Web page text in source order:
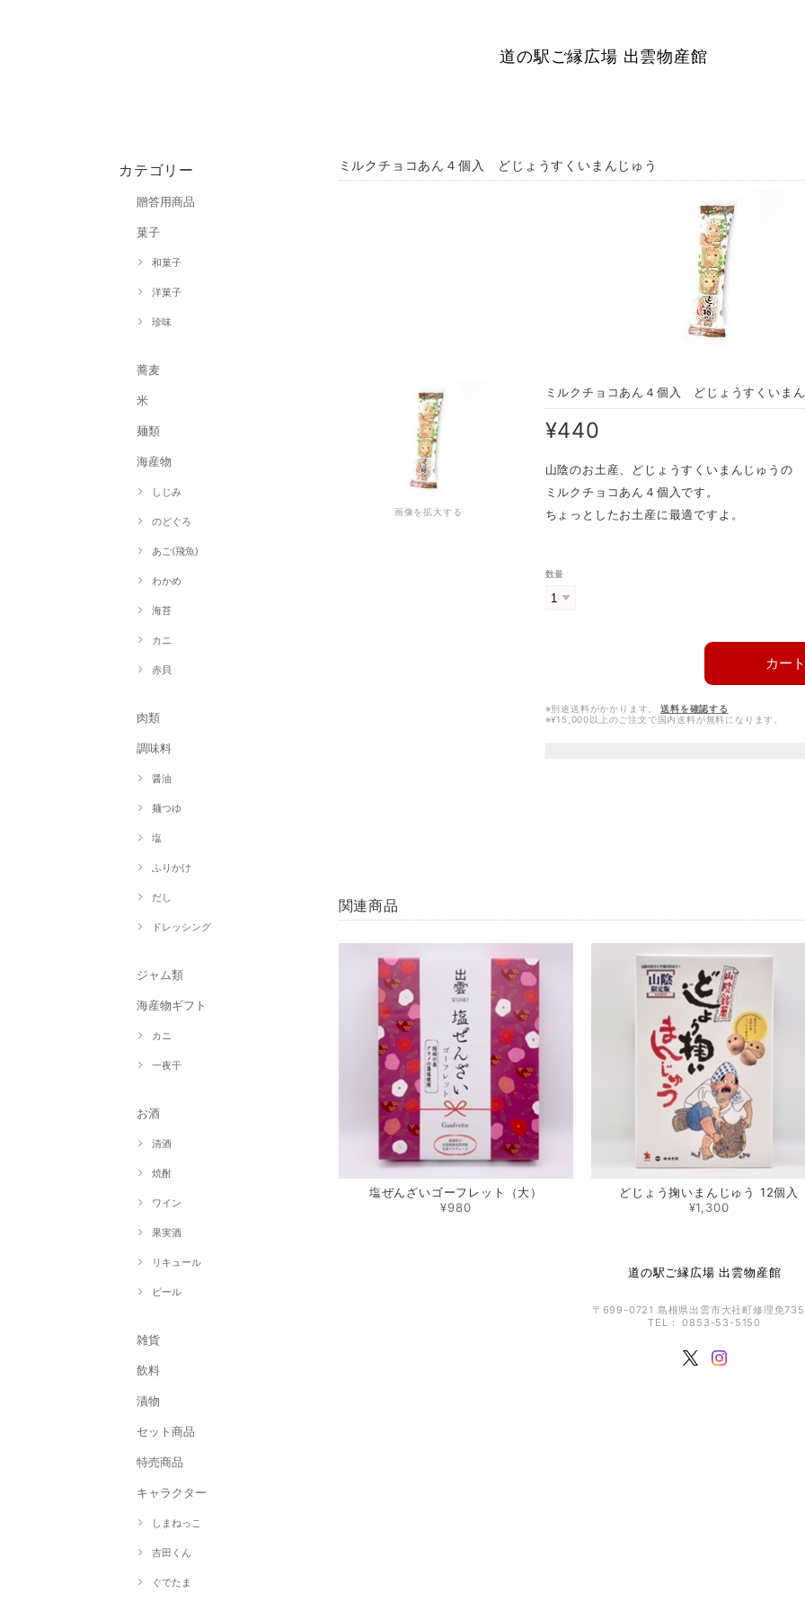
道の駅ご縁広場 出雲物産館
カテゴリー
贈答用商品
菓子
和菓子
洋菓子
珍味
蕎麦
米
麺類
海産物
しじみ
のどぐろ
あご(飛魚)
わかめ
海苔
カニ
赤貝
肉類
調味料
醤油
麺つゆ
塩
ふりかけ
だし
ドレッシング
ジャム類
海産物ギフト
カニ
一夜干
お酒
清酒
焼酎
ワイン
果実酒
リキュール
ビール
雑貨
飲料
漬物
セット商品
特売商品
キャラクター
しまねっこ
吉田くん
ぐでたま
ミルクチョコあん４個入 どじょうすくいまんじゅう
画像を拡大する
ミルクチョコあん４個入 どじょうすくいま
¥440
山陰のお土産、どじょうすくいまんじゅうの
ミルクチョコあん４個入です。
ちょっとしたお土産に最適ですよ。
数量
カー
※別途送料がかかります。
送料を確認する
※¥15,000以上のご注文で国内送料が無料になります。
関連商品
塩ぜんざいゴーフレット（大）
¥980
どじょう掬いまんじゅう 12個入
¥1,300
道の駅ご縁広場 出雲物産館
〒699-0721 島根県出雲市大社町修理免
TEL： 0853-53-5150